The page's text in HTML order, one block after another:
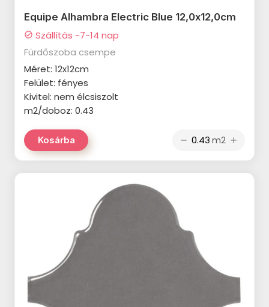
termékcsalád
CERSANIT Basic Beige
termékcsalád
CERSANIT Arce termékcsalád
CERSANIT Lastria termékcsalád
termékcsalád
CERSANIT Magnetic Flow
termékcsalád
CERSANIT Naris termékcsalád
CERSANIT Floral Landscape
termékcsalád
CERSANIT Special Marble
termékcsalád
CERSANIT Only Marble
Equipe Alhambra Electric Blue 12,0x12,0cm
check_circle Szállítás ~7-14 nap
Fürdőszoba csempe
Méret: 12x12cm
Felület: fényes
Kivitel: nem élcsiszolt
m2/doboz: 0.43
Kosárba remove m2 add